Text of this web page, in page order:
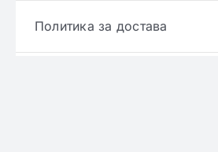
Политика за достава